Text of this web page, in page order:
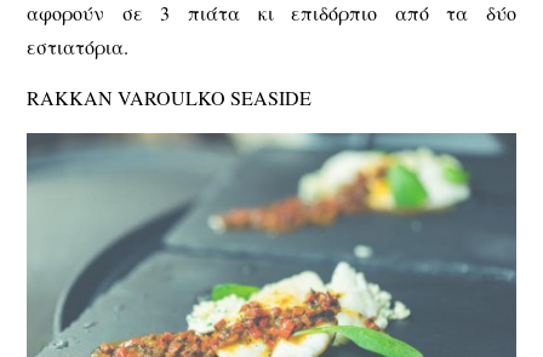
αφορούν σε 3 πιάτα κι επιδόρπιο από τα δύο
εστιατόρια.
RAKKAN VAROULKO SEASIDE